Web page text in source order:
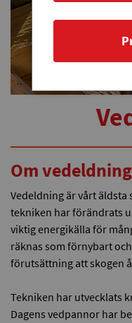
Om vedeldning
Vedeldning är vårt äldsta
tekniken har förändrats
viktig energikälla för
räknas som förnybart
förutsättning att skogen
Tekniken har utvecklats
Dagens vedpannor har